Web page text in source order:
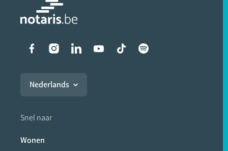
Liens vers les réseaux
Nederlands
Snel naar
Wonen